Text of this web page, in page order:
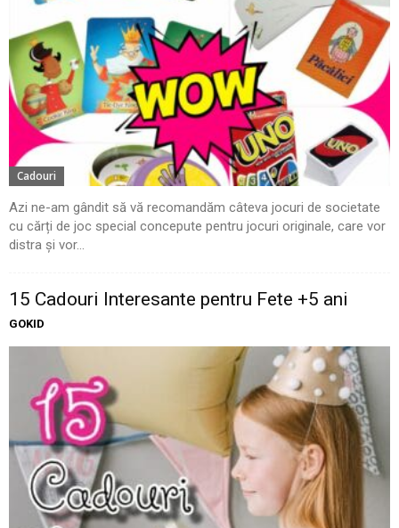
Cadouri
Azi ne-am gândit să vă recomandăm câteva jocuri de societate
cu cărți de joc special concepute pentru jocuri originale, care vor
distra și vor...
15 Cadouri Interesante pentru Fete +5 ani
GOKID